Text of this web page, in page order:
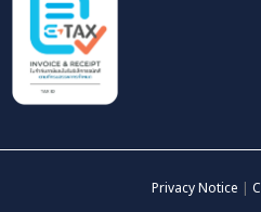
Privacy Notice |